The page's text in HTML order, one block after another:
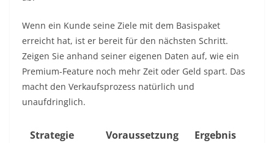
Wenn ein Kunde seine Ziele mit dem Basispaket
erreicht hat, ist er bereit für den nächsten Schritt.
Zeigen Sie anhand seiner eigenen Daten auf, wie ein
Premium-Feature noch mehr Zeit oder Geld spart. Das
macht den Verkaufsprozess natürlich und
unaufdringlich.
Strategie Voraussetzung
Ergebnis